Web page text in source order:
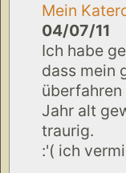
Mein
04/07/11
Ich habe
dass mein
überfahren
Jahr alt
traurig.
:'( ich